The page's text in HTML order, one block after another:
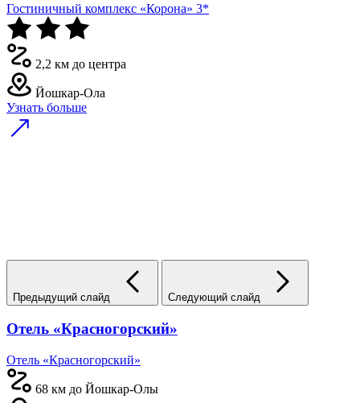
Гостиничный комплекс «Корона» 3*
2,2 км до центра
Йошкар-Ола
Узнать больше
Предыдущий слайд Следующий слайд
Отель «Красногорский»
Отель «Красногорский»
68 км до Йошкар-Олы